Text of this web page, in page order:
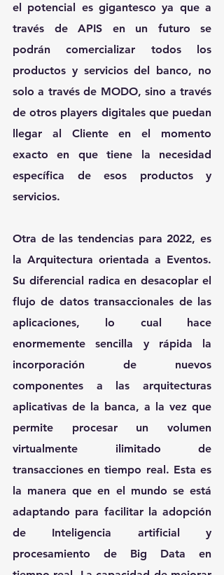
el potencial es gigantesco ya que a
través de APIS en un futuro se
podrán comercializar todos los
productos y servicios del banco, no
solo a través de MODO, sino a través
de otros players digitales que puedan
llegar al Cliente en el momento
exacto en que tiene la necesidad
específica de esos productos y
servicios.
Otra de las tendencias para 2022, es
la Arquitectura orientada a Eventos.
Su diferencial radica en desacoplar el
flujo de datos transaccionales de las
aplicaciones, lo cual hace
enormemente sencilla y rápida la
incorporación de nuevos
componentes a las arquitecturas
aplicativas de la banca, a la vez que
permite procesar un volumen
virtualmente ilimitado de
transacciones en tiempo real. Esta es
la manera que en el mundo se está
adaptando para facilitar la adopción
de Inteligencia artificial y
procesamiento de Big Data en